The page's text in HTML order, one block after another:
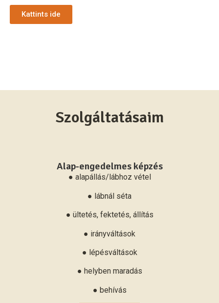
Kattints ide
Szolgáltatásaim
Alap-engedelmes képzés
● alapállás/lábhoz vétel
● lábnál séta
● ültetés, fektetés, állítás
● irányváltások
● lépésváltások
● helyben maradás
● behívás